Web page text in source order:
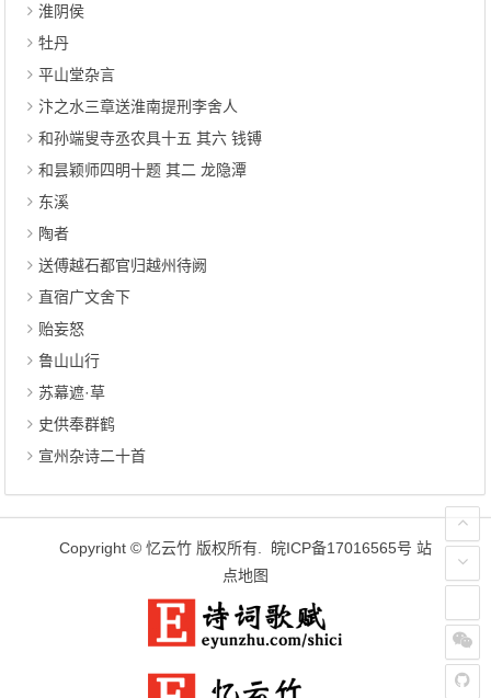
淮阴侯
牡丹
平山堂杂言
汴之水三章送淮南提刑李舍人
和孙端叟寺丞农具十五 其六 钱镈
和昙颖师四明十题 其二 龙隐潭
东溪
陶者
送傅越石都官归越州待阙
直宿广文舍下
贻妄怒
鲁山山行
苏幕遮·草
史供奉群鹤
宣州杂诗二十首
Copyright © 忆云竹 版权所有. 皖ICP备17016565号 站
点地图